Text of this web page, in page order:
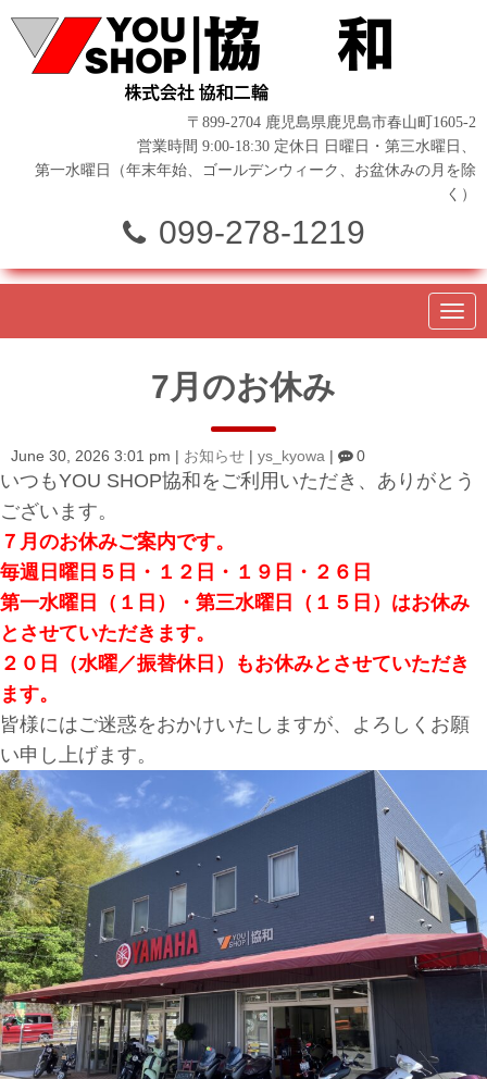
〒899-2704 鹿児島県鹿児島市春山町1605-2
営業時間 9:00-18:30 定休日 日曜日・第三水曜日、
第一水曜日（年末年始、ゴールデンウィーク、お盆休みの月を除
く）
099-278-1219
N
a
7月のお休み
June 30, 2026 3:01 pm お知らせ ys_kyowa 0
いつもYOU SHOP協和をご利用いただき、ありがとう
ございます。
７月のお休みご案内です。
毎週日曜日５日・１２日・１９日・２６日
第一水曜日（１日）・第三水曜日（１５日）はお休み
とさせていただきます。
２０日（水曜／振替休日）もお休みとさせていただき
ます。
皆様にはご迷惑をおかけいたしますが、よろしくお願
い申し上げます。